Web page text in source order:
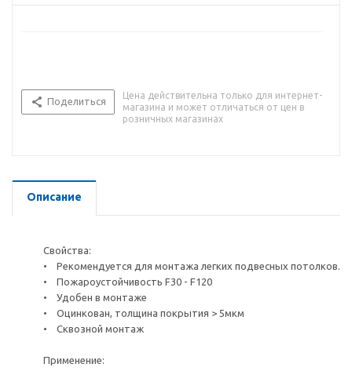
Поделиться
Цена действительна только для интернет-
магазина и может отличаться от цен в
розничных магазинах
Описание
Свойства:
• Рекомендуется для монтажа легких подвесных потолков.
• Пожароустойчивость F30 - F120
• Удобен в монтаже
• Оцинкован, толщина покрытия > 5мкм
• Сквозной монтаж
Применение: